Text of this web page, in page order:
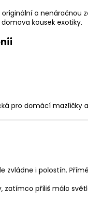
a nenáročnou
kousek exotiky.
pro domácí mazlíčky
zvládne i polostín.
zatímco příliš málo